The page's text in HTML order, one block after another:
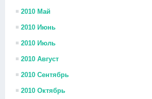
2010 Май
2010 Июнь
2010 Июль
2010 Август
2010 Сентябрь
2010 Октябрь